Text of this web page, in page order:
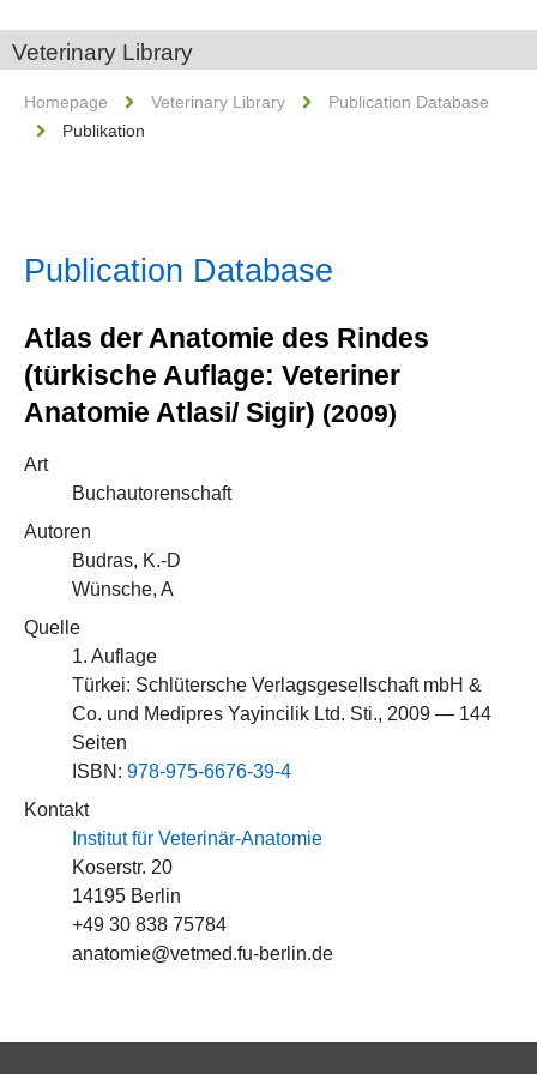
Veterinary Library
Homepage Veterinary Library
Publication Database
Publikation
Publication Database
Atlas der Anatomie des Rindes
(türkische Auflage: Veteriner
Anatomie Atlasi/ Sigir) (2009)
Art
Buchautorenschaft
Autoren
Budras, K.-D
Wünsche, A
Quelle
1. Auflage
Türkei: Schlütersche Verlagsgesellschaft mbH &
Co. und Medipres Yayincilik Ltd. Sti., 2009 — 144
Seiten
ISBN: 978-975-6676-39-4
Kontakt
Institut für Veterinär-Anatomie
Koserstr. 20
14195 Berlin
+49 30 838 75784
anatomie@vetmed.fu-berlin.de